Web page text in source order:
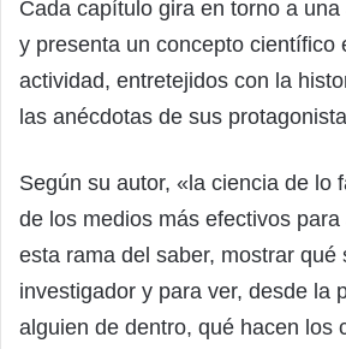
Cada capítulo gira en torno a
y presenta un concepto científico
actividad, entretejidos con la
las anécdotas de sus
Según su autor, «la ciencia de lo
de los medios más efectivos
esta rama del saber, mostrar qué
investigador y para ver, desde la
alguien de dentro, qué hacen los